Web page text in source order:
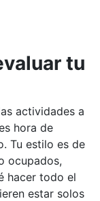
tu
actividades a
hora de
Tu estilo es de
ocupados,
hacer todo el
estar solos